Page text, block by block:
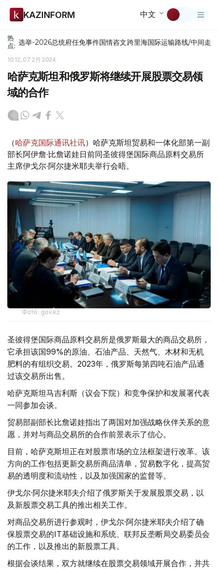
KAZINFORM 中文
热
点: 选举-2026总统府任免事件国情咨文跨里海国际运输路线/中间走廊
10:12, 07 2月 2024
哈萨克斯坦和俄罗斯将继续开展股票交易领
域的合作
（哈萨克国际通讯社讯）哈萨克斯坦贸易和一体化部第一副
部长阿伊詹·比詹诺娃日前同圣彼得堡国际商品原料交易所
主席伊戈尔·阿尔捷米耶夫举行会晤。
Фото: gov.kz
圣彼得堡国际商品原料交易所是俄罗斯最大的商品交易所，
它承担该国99%的原油、石油产品、天然气、木材和无机
肥料的有组织交易。2023年，俄罗斯每第四吨石油产品通
过该交易所出售。
哈萨克斯坦马吉利斯（议会下院）和竞争保护和发展署代表
一同参加会谈。
贸易部副部长比詹诺娃指出了两国对加强战略伙伴关系的意
愿，并对与商品交易所的合作前景表示了信心。
目前，哈萨克斯坦正在对股票市场的立法框架进行改革。该
方向的工作包括更新交易所商品清单，贸易数字化，提高贸
易的透明度和流动性，以及加强国家的监督等。
伊戈尔·阿尔捷米耶夫介绍了俄罗斯关于发展股票交易，以
及新股票交易工具的推出相关工作。
对商品交易所进行参观时，伊戈尔·阿尔捷米耶夫介绍了确
保股票交易的IT基础设施和系统、联邦反垄断局交易委员会
的工作，以及推出的新股票工具。
根据会谈结果，双方就继续在股票交易领域开展合作，并共